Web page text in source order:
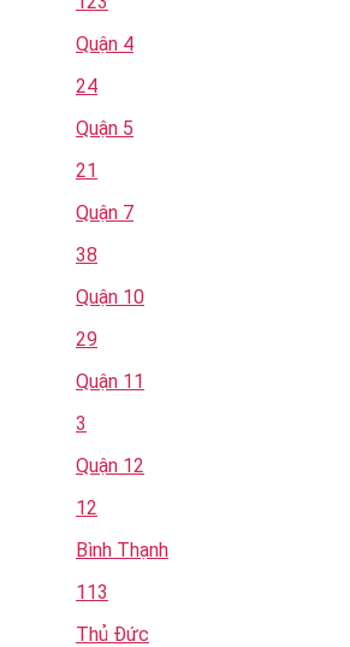
Quận 4
24
Quận 5
21
Quận 7
38
Quận 10
29
Quận 11
3
Quận 12
12
Bình Thạnh
113
Thủ Đức